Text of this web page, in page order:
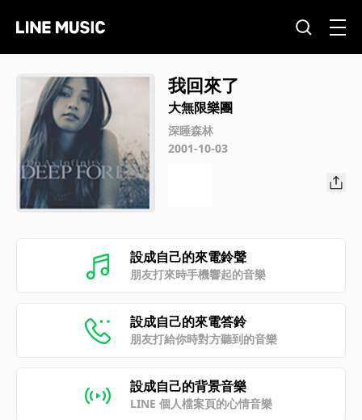
我回來了
大無限樂團
深睡森林
2001-10-03
設成自己的來電鈴聲
朋友打來時手機響起的音樂
設成自己的來電答鈴
朋友打給你時對方聽到的音樂
設成自己的背景音樂
LINE 個人檔案頁的心情音樂